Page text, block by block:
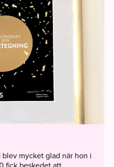
mycket glad när hon i